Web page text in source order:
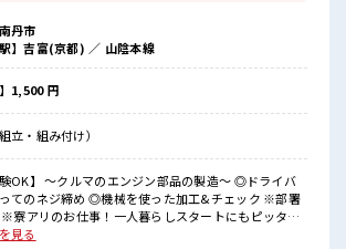
がナイ』
メ↓↓
/エアコンなどは備え付け！
の移動交通費も規定支給！
◎*/
ない雇用契約を結んだ上で、
◎
身につけてスキルUPを目指しませんか(*≧∀≦)
んも多数カツヤク中》
聞きやすい職場！
丹市
駅】吉富(京都) ／ 山陰本線
】1,500 円
立・組み付け）
験OK】 ～クルマのエンジン部品の製造～ ◎ドライバ
てのネジ締め ◎機械を使った加工&チェック ※部署
見る